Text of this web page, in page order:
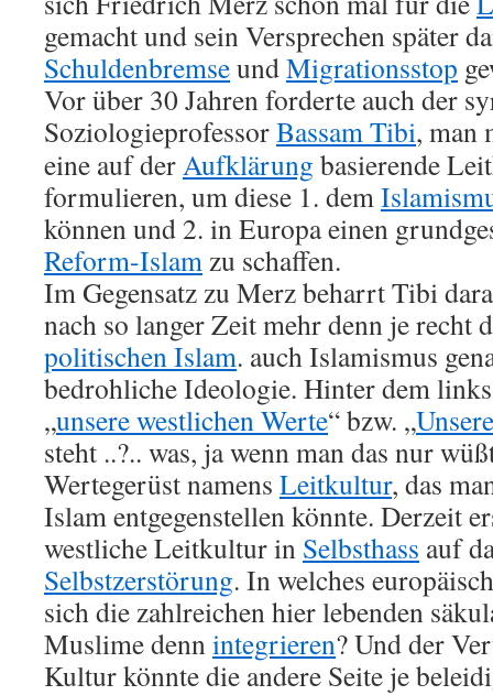
gemacht und sein Versprechen später
SchuldenbremseundMigrationsstop
Vor über 30 Jahren forderte auch der
SoziologieprofessorBassam Tibi, man
eine auf derAufklärung basierende
formulieren, um diese 1. dem
können und 2. in Europa einen
Reform-Islamzu schaffen.
Im Gegensatz zu Merz beharrt Tibi
nach so langer Zeit mehr denn je recht
politischen Islam. auch Islamismus
bedrohliche Ideologie. Hinter dem
„unsere westlichen Werte“ bzw. „
steht ..?.. was, ja wenn man das nur
Wertegerüst namens Leitkultur, das
Islam entgegenstellen könnte. Derzeit
westliche Leitkultur in Selbsthass auf
Selbstzerstörung. In welches
sich die zahlreichen hier lebenden
Muslime dennintegrieren? Und der
Kultur könnte die andere Seite je